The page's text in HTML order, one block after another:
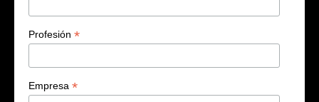
Profesión *
Empresa *